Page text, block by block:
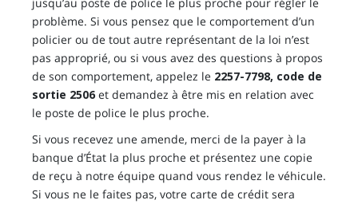
problème. Si vous pensez que le comportement d’un
policier ou de tout autre représentant de la loi n’est
pas approprié, ou si vous avez des questions à propos
de son comportement, appelez le 2257-7798, code de
sortie 2506 et demandez à être mis en relation avec
le poste de police le plus proche.
Si vous recevez une amende, merci de la payer à la
banque d’État la plus proche et présentez une copie
de reçu à notre équipe quand vous rendez le véhicule.
Si vous ne le faites pas, votre carte de crédit sera